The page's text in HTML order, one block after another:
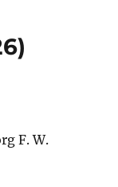
F. W.